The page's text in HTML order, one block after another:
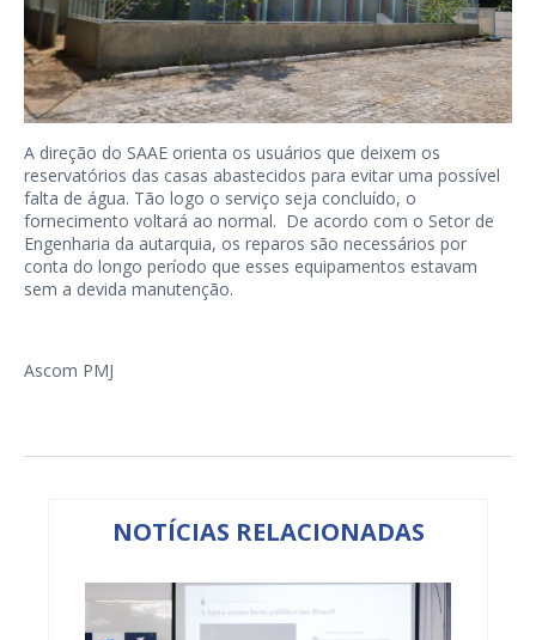
A direção do SAAE orienta os usuários que deixem os
reservatórios das casas abastecidos para evitar uma possível
falta de água. Tão logo o serviço seja concluído, o
fornecimento voltará ao normal. De acordo com o Setor de
Engenharia da autarquia, os reparos são necessários por
conta do longo período que esses equipamentos estavam
sem a devida manutenção.
Ascom PMJ
NOTÍCIAS RELACIONADAS